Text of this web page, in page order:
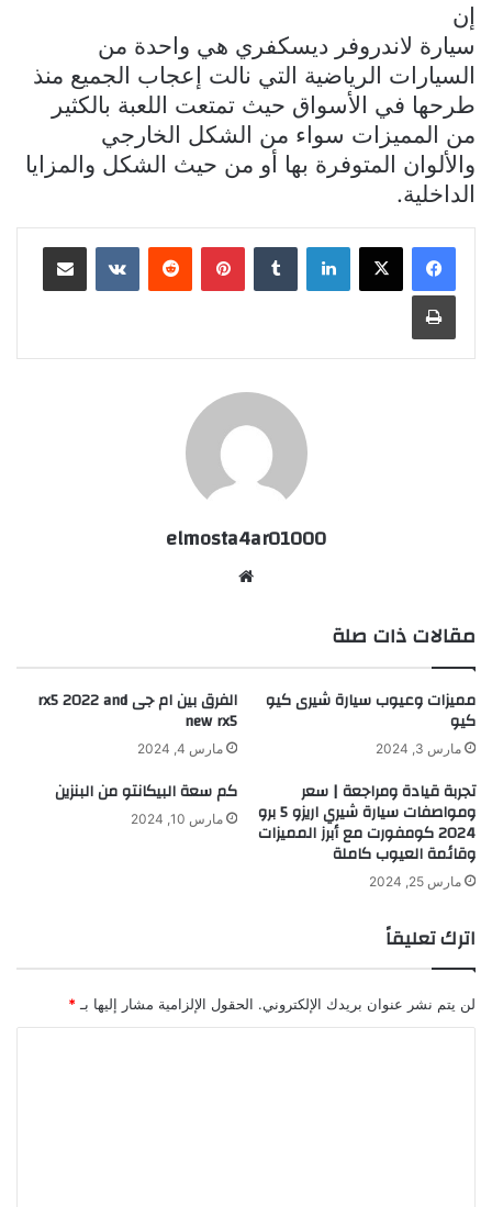
إن
سيارة لاندروفر ديسكفري هي واحدة من
السيارات الرياضية التي نالت إعجاب الجميع منذ
طرحها في الأسواق حيث تمتعت اللعبة بالكثير
من المميزات سواء من الشكل الخارجي
والألوان المتوفرة بها أو من حيث الشكل والمزايا
الداخلية.
لينكدإن بينتيريست مشاركة عبر البريد
طباعة
elmosta4ar01000
مقالات ذات صلة
مميزات وعيوب سيارة شيرى كيو
كيو
مارس 3, 2024
الفرق بين ام جى rx5 2022 and
new rx5
مارس 4, 2024
تجربة قيادة ومراجعة | سعر
ومواصفات سيارة شيري اريزو 5 برو
2024 كومفورت مع أبرز المميزات
وقائمة العيوب كاملة
مارس 25, 2024
كم سعة البيكانتو من البنزين
مارس 10, 2024
اترك تعليقاً
لن يتم نشر عنوان بريدك الإلكتروني. الحقول الإلزامية مشار إليها بـ *